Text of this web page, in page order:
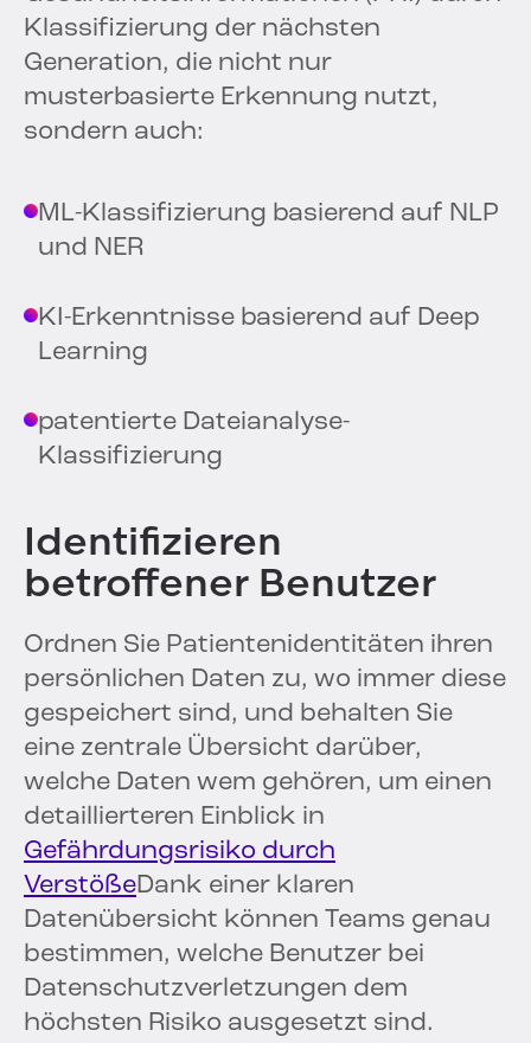
Klassifizierung der nächsten
Generation, die nicht nur
musterbasierte Erkennung nutzt,
sondern auch:
ML-Klassifizierung basierend auf NLP
und NER
KI-Erkenntnisse basierend auf Deep
Learning
patentierte Dateianalyse-
Klassifizierung
Identifizieren
betroffener Benutzer
Ordnen Sie Patientenidentitäten ihren
persönlichen Daten zu, wo immer diese
gespeichert sind, und behalten Sie
eine zentrale Übersicht darüber,
welche Daten wem gehören, um einen
detaillierteren Einblick in
Gefährdungsrisiko durch
VerstößeDank einer klaren
Datenübersicht können Teams genau
bestimmen, welche Benutzer bei
Datenschutzverletzungen dem
höchsten Risiko ausgesetzt sind.